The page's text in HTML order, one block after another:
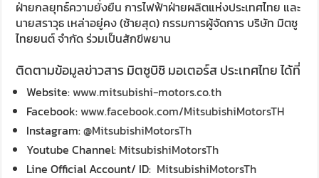
ฝ่ายกลยุทธ์ความยั่งยืน การไฟฟ้าฝ่ายผลิตแห่งประเทศไทย และ
นายสราวุธ เหล่าอยู่คง (ซ้ายสุด) กรรมการผู้จัดการ บริษัท มิตซู
ไทยยนต์ จำกัด ร่วมเป็นสักขีพยาน
ติดตามข้อมูลข่าวสาร มิตซูบิชิ มอเตอร์ส ประเทศไทย ได้ที่
Website:www.mitsubishi-motors.co.th
Facebook:www.facebook.com/MitsubishiMotorsTH
Instagram:@MitsubishiMotorsTh
Youtube Channel: MitsubishiMotorsTh
Line Official Account/ ID: MitsubishiMotorsTh